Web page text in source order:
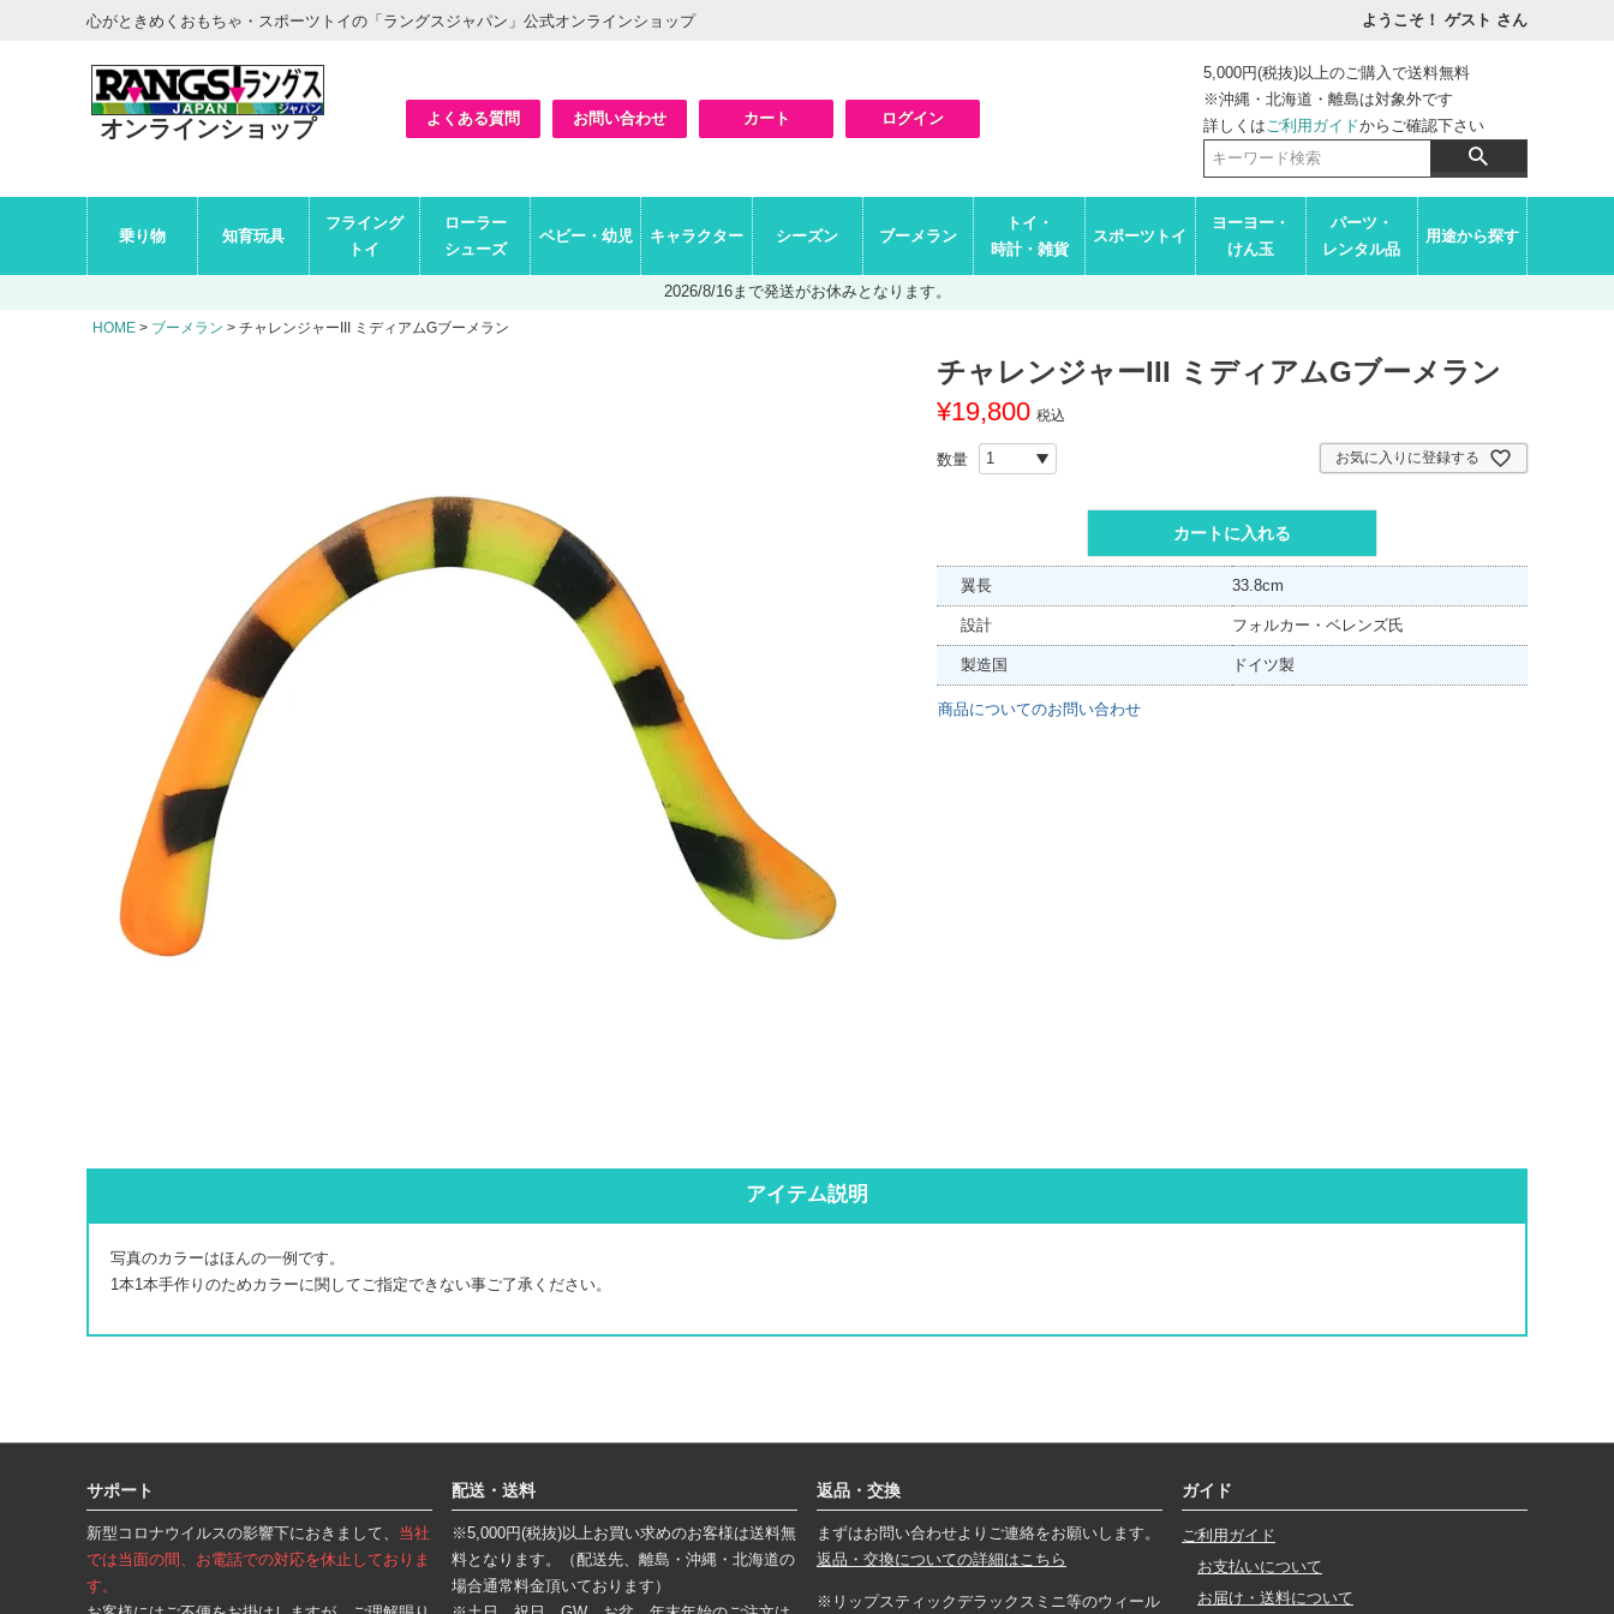
心がときめくおもちゃ・スポーツトイの「ラングスジャパン」公式オンラインショップ ようこそ！ ゲスト さん
オンラインショップ よくある質問 お問い合わせ カート ログイン
5,000円(税抜)以上のご購入で送料無料
※沖縄・北海道・離島は対象外です
詳しくはご利用ガイドからご確認下さい
ル
ビ
乗り物 知育玩具
フライング
トイ
ローラー
シューズ
ベビー・幼児 キャラクター シーズン ブーメラン
トイ・
時計・雑貨
スポーツトイ
ヨーヨー・
けん玉
パーツ・
レンタル品
用途から探す
2026/8/16まで発送がお休みとなります。
HOME ブーメラン チャレンジャーIII ミディアムGブーメラン
アイテム説明
写真のカラーはほんの一例です。
1本1本手作りのためカラーに関してご指定できない事ご了承ください。
チャレンジャーIII ミディアムGブーメラン
¥19,800 税込
お気に入りに登録する
カートに入れる
翼長 33.8cm
設計 フォルカー・ベレンズ氏
製造国 ドイツ製
商品についてのお問い合わせ
サポート
新型コロナウイルスの影響下におきまして、 当社
では当面の間、お電話での対応を休止しておりま
す。
配送・送料
※5,000円(税抜)以上お買い求めのお客様は送料無
料となります。（配送先、離島・沖縄・北海道の
場合通常料金頂いております）
返品・交換
まずはお問い合わせよりご連絡をお願いします。
返品・交換についての詳細はこちら
※リップスティックデラックスミニ等のウィール
ガイド
ご利用ガイド
お支払いについて
お届け・送料について